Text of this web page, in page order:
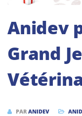
Anidev
Grand
PAR ANIDEV